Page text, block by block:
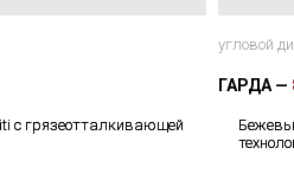
с грязеотталкивающей
угловой
ГАРДА